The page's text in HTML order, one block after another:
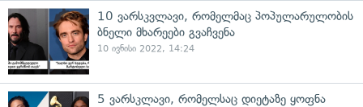
10 ვარსკვლავი, რომელმაც პოპულარულობის
ბნელი მხარეები გვაჩვენა
10 ივნისი 2022, 14:24
5 ვარსკლავი, რომელსაც დიეტაზე ყოფნა